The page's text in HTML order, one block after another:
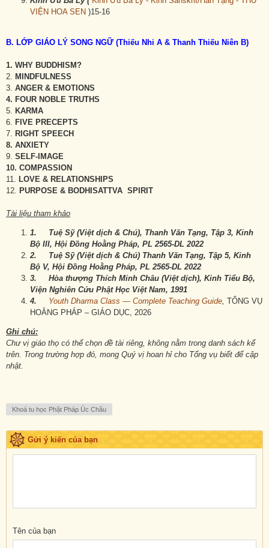
VIỆN HOA SEN )15-16
B. LỚP GIÁO LÝ SONG NGỮ (Thiếu Nhi A & Thanh Thiếu Niên B)
1. WHY BUDDHISM?
2. MINDFULNESS
3. ANGER & EMOTIONS
4. FOUR NOBLE TRUTHS
5. KARMA
6. FIVE PRECEPTS
7. RIGHT SPEECH
8. ANXIETY
9. SELF-IMAGE
10. COMPASSION
11. LOVE & RELATIONSHIPS
12. PURPOSE & BODHISATTVA SPIRIT
Tài liệu tham khảo
1. Tuệ Sỹ(Việt dịch & Chu), Thanh Văn Tạng, Tập 3, Kinh
Bộ III, Hội Đồng Hoằng Pháp, PL2565-DL 2022
2. Tuệ Sỹ (Việt dịch & Chu) Thanh Văn Tạng, Tập 5, Kinh
Bộ V, Hội Đồng Hoằng Pháp, PL2565-DL 2022
3. Hòa thượng Thích Minh Châu (Việt dịch), Kinh Tiểu Bộ,
Viện Nghiên Cứu Phật Học Việt Nam, 1991
4. Youth Dharma Class — Complete Teaching Guide, TỔNG VỤ
HOẰNG PHÁP – GIÁO DỤC, 2026
Ghi chú:
Chư vị giáo thọ có thể chọn đề tài riêng, không nằm trong danh sách kể
trên. Trong trường hợp đó, mong Quý vị hoan hỉ cho Tổng vụ biết để cập
nhật.
Khoá tu học Phật Pháp Úc Châu
Gửi ý kiến của bạn
Tên của bạn